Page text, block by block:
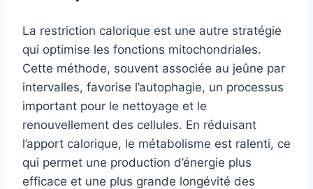
La restriction calorique est une autre stratégie
qui optimise les fonctions mitochondriales.
Cette méthode, souvent associée au jeûne par
intervalles, favorise l’autophagie, un processus
important pour le nettoyage et le
renouvellement des cellules. En réduisant
l’apport calorique, le métabolisme est ralenti, ce
qui permet une production d’énergie plus
efficace et une plus grande longévité des